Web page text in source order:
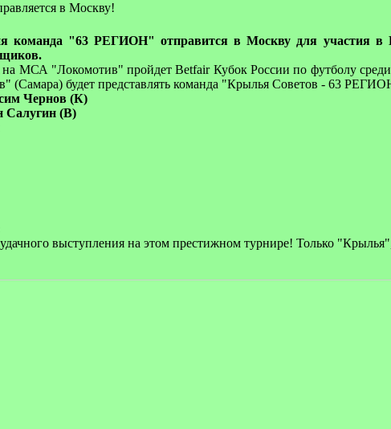
в Москву!
команда "63 РЕГИОН" отправится в Москву для участия в
на МСА "Локомотив" пройдет Betfair Кубок России по футболу
(Самара) будет представлять команда "Крылья Советов - 63
Чернов (К)
Салугин (В)
выступления на этом престижном турнире! Только